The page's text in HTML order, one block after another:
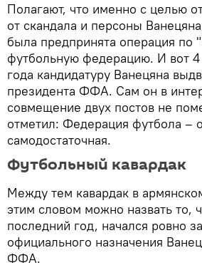
Полагают, что именно с целью
от скандала и персоны
была предпринята операция по
футбольную федерацию. И вот 4
года кандидатуру Ванецяна
президента ФФА. Сам он в
совмещение двух постов не
отметил: Федерация футбола –
самодостаточная.
Футбольный кавардак
Между тем кавардак в
этим словом можно назвать то,
последний год, начался ровно
официального назначения
ФФА.